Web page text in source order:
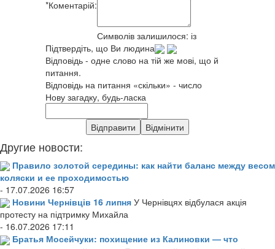
*Коментарій:
Символів залишилося: із
Підтвердіть, що Ви людина
Відповідь - одне слово на тій же мові, що й
питання.
Відповідь на питання «скільки» - число
Нову загадку, будь-ласка
Другие новости:
Правило золотой середины: как найти баланс между весом
коляски и ее проходимостью
- 17.07.2026 16:57
Новини Чернівців 16 липня У Чернівцях відбулася акція
протесту на підтримку Михайла
- 16.07.2026 17:11
Братья Мосейчуки: похищение из Калиновки — что